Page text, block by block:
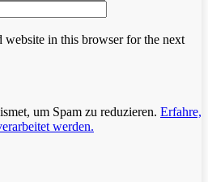
website in this browser for the next
um Spam zu reduzieren. Erfahre,
werden.